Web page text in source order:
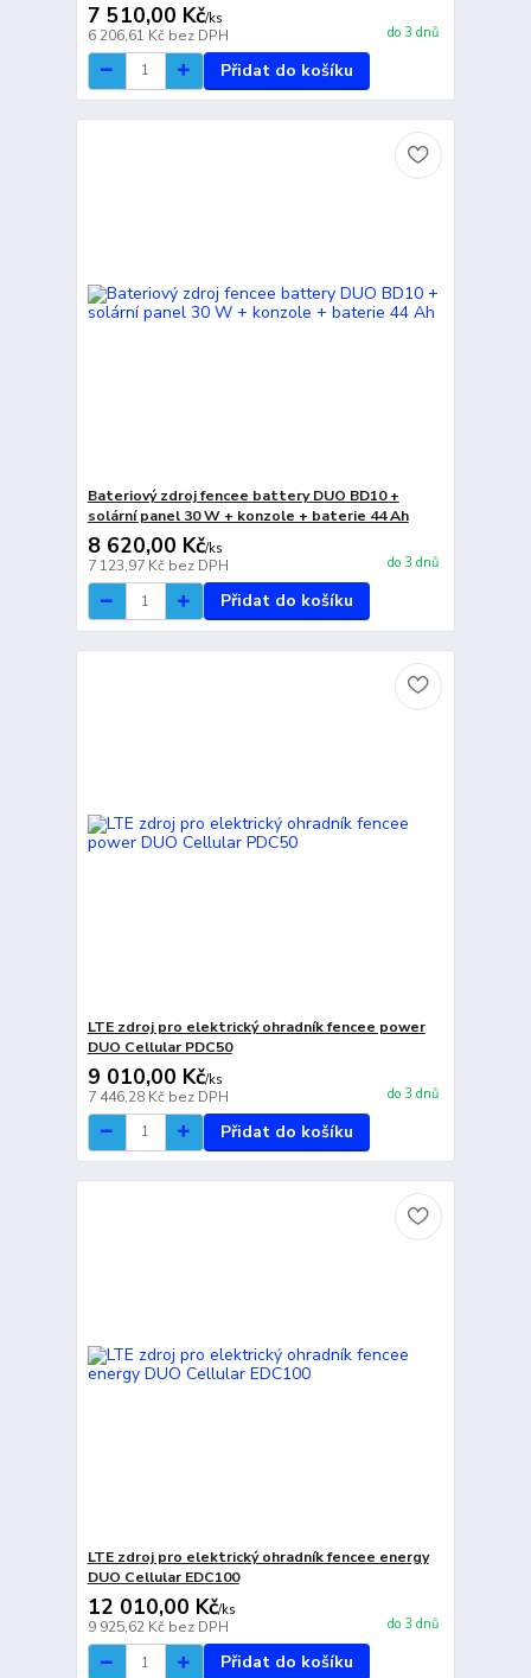
7 510,00 Kč/ks
6 206,61 Kč bez DPH do 3 dnů
Přidat do košíku
Bateriový zdroj fencee battery DUO BD10 +
solární panel 30 W + konzole + baterie 44 Ah
8 620,00 Kč/ks
7 123,97 Kč bez DPH do 3 dnů
Přidat do košíku
LTE zdroj pro elektrický ohradník fencee power
DUO Cellular PDC50
9 010,00 Kč/ks
7 446,28 Kč bez DPH do 3 dnů
Přidat do košíku
LTE zdroj pro elektrický ohradník fencee energy
DUO Cellular EDC100
12 010,00 Kč/ks
9 925,62 Kč bez DPH do 3 dnů
Přidat do košíku